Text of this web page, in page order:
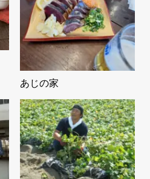
あじの家